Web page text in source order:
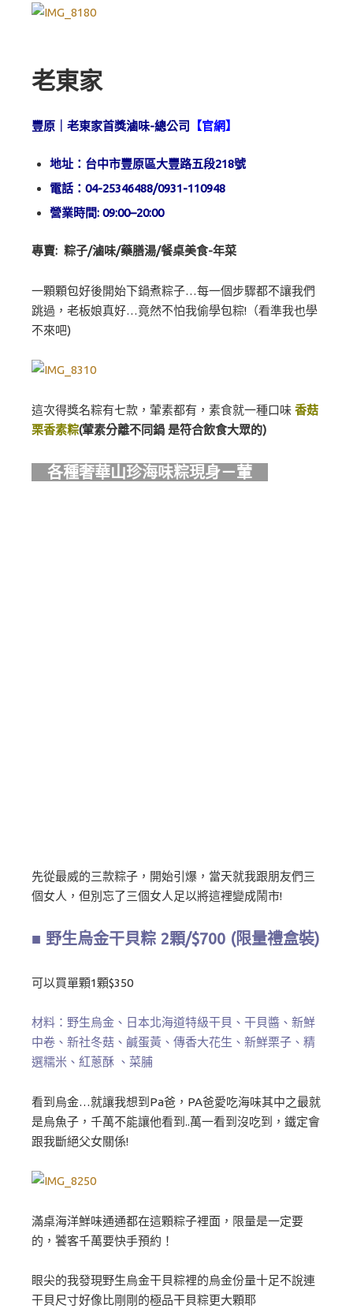
老東家
豐原｜老東家首獎滷味-總公司 【官網】
地址：台中市豐原區大豐路五段218號
電話：04-25346488/0931-110948
營業時間: 09:00–20:00
專賣: 粽子/滷味/藥膳湯/餐桌美食-年菜
一顆顆包好後開始下鍋煮粽子…每一個步驟都不讓我們
跳過，老板娘真好…竟然不怕我偷學包粽!（看準我也學
不來吧)
這次得獎名粽有七款，葷素都有，素食就一種口味 香菇
栗香素粽(葷素分離不同鍋 是符合飲食大眾的)
各種奢華山珍海味粽現身－葷
先從最威的三款粽子，開始引爆，當天就我跟朋友們三
個女人，但別忘了三個女人足以將這裡變成鬧市!
■ 野生烏金干貝粽 2顆/$700 (限量禮盒裝)
可以買單顆1顆$350
材料：野生烏金、日本北海道特級干貝、干貝醬、新鮮
中卷、新社冬菇、鹹蛋黃、傳香大花生、新鮮栗子、精
選糯米、紅蔥酥 、菜脯
看到烏金…就讓我想到Pa爸，PA爸愛吃海味其中之最就
是烏魚子，千萬不能讓他看到..萬一看到沒吃到，鐵定會
跟我斷絕父女關係!
滿桌海洋鮮味通通都在這顆粽子裡面，限量是一定要
的，饕客千萬要快手預約！
眼尖的我發現野生烏金干貝粽裡的烏金份量十足不說連
干貝尺寸好像比剛剛的極品干貝粽更大顆耶